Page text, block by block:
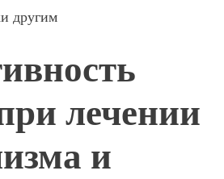
другим
лечении
и